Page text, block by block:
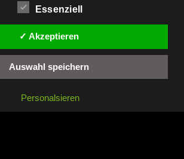
Essenziell
✓ Akzeptieren
Auswahl speichern
Personalsieren